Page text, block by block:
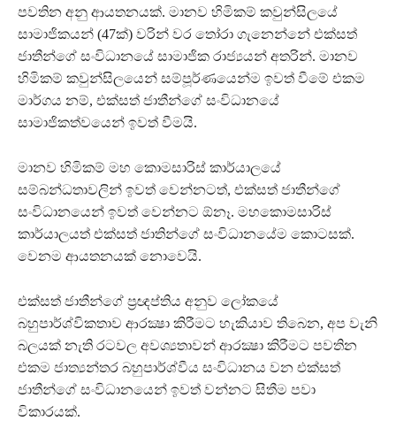
පවතින අනු ආයතනයක්. මානව හිමිකම් කවුන්සිලයේ
සාමාජිකයන් (47ක්) වරින් වර තෝරා ගැනෙන්නේ එක්සත්
ජාතීන්ගේ සංවිධානයේ සාමාජික රාජ්‍යයන් අතරින්. මානව
හිමිකම් කවුන්සිලයෙන් සම්පූර්ණයෙන්ම ඉවත් වීමේ එකම
මාර්ගය නම්, එක්සත් ජාතීන්ගේ සංවිධානයේ
සාමාජිකත්වයෙන් ඉවත් වීමයි.
මානව හිමිකම් මහ කොමසාරිස් කාර්යාලයේ
සම්බන්ධතාවලින් ඉවත් වෙන්නටත්, එක්සත් ජාතීන්ගේ
සංවිධානයෙන් ඉවත් වෙන්නට ඕනෑ. මහකොමසාරිස්
කාර්යාලයත් එක්සත් ජාතින්ගේ සංවිධානයේම කොටසක්.
වෙනම ආයතනයක් නොවෙයි.
එක්සත් ජාතීන්ගේ ප්‍රඥප්තිය අනුව ලෝකයේ
බහුපාර්ශ්විකතාව ආරක්‍ෂා කිරීමට හැකියාව තිබෙන, අප වැනි
බලයක් නැති රටවල අවශ්‍යතාවන් ආරක්‍ෂා කිරීමට පවතින
එකම ජාත්‍යන්තර බහුපාර්ශ්වීය සංවිධානය වන එක්සත්
ජාතීන්ගේ සංවිධානයෙන් ඉවත් වන්නට සිතීම පවා
විකාරයක්.